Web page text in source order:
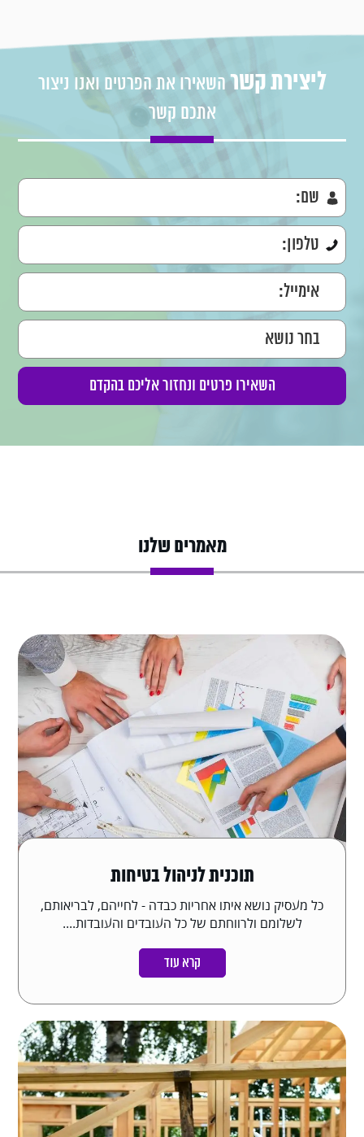
ליצירת קשרהשאירו את הפרטים ואנו ניצור
אתכם קשר
מאמרים שלנו
תוכנית לניהול בטיחות
כל מעסיק נושא איתו אחריות כבדה - לחייהם, לבריאותם,
לשלומם ולרווחתם של כל העובדים והעובדות....
קרא עוד